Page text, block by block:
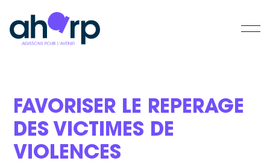
FAVORISER LE REPERAGE
DES VICTIMES DE
VIOLENCES